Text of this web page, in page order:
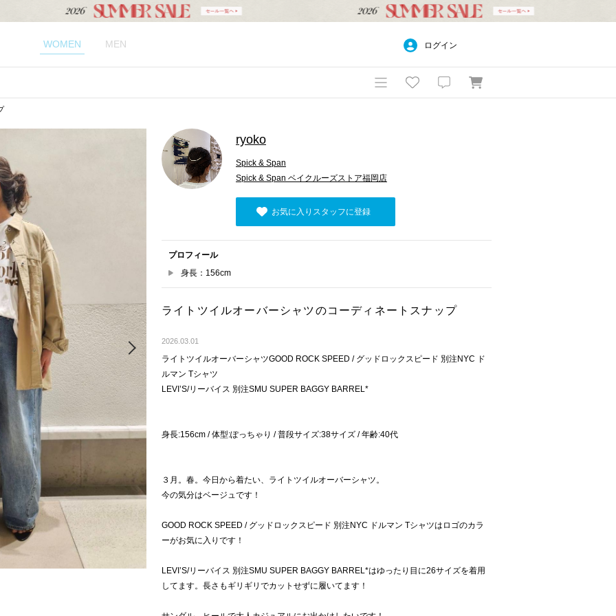
WOMEN MEN ログイン
Next
ryoko
Spick & Span
Spick & Span ベイクルーズストア福岡店
お気に入りスタッフに登録
プロフィール
身長：156cm
ライトツイルオーバーシャツのコーディネートスナップ
2026.03.01
ライトツイルオーバーシャツGOOD ROCK SPEED / グッドロックスピード 別注NYC ド
ルマン Tシャツ
LEVI’S/リーバイス 別注SMU SUPER BAGGY BARREL*
身長:156cm / 体型:ぽっちゃり / 普段サイズ:38サイズ / 年齢:40代
３月。春。今日から着たい、ライトツイルオーバーシャツ。
今の気分はベージュです！
GOOD ROCK SPEED / グッドロックスピード 別注NYC ドルマン Tシャツはロゴのカラ
ーがお気に入りです！
LEVI’S/リーバイス 別注SMU SUPER BAGGY BARREL*はゆったり目に26サイズを着用
してます。長さもギリギリでカットせずに履いてます！